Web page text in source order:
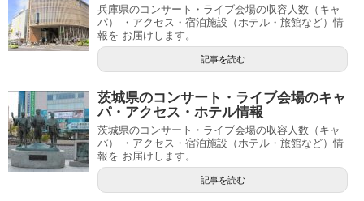
兵庫県のコンサート・ライブ会場の収容人数（キャ
パ） ・アクセス・宿泊施設（ホテル・旅館など）情
報を お届けします。
記事を読む
茨城県のコンサート・ライブ会場のキャ
パ・アクセス・ホテル情報
茨城県のコンサート・ライブ会場の収容人数（キャ
パ） ・アクセス・宿泊施設（ホテル・旅館など）情
報を お届けします。
記事を読む